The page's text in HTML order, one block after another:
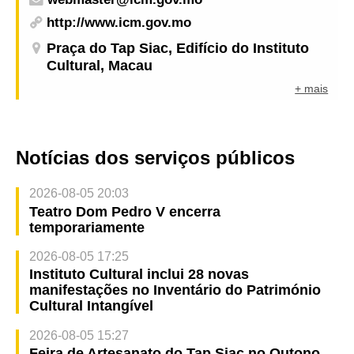
http://www.icm.gov.mo
Praça do Tap Siac, Edifício do Instituto
Cultural, Macau
+ mais
Notícias dos serviços públicos
2026-08-05 20:03
Teatro Dom Pedro V encerra
temporariamente
2026-08-05 17:25
Instituto Cultural inclui 28 novas
manifestações no Inventário do Património
Cultural Intangível
2026-08-05 15:27